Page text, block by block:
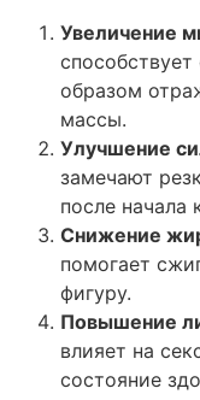
Увеличение
образом
массы.
Улучшение
замечают
после начала
Снижение
помогает
фигуру.
Повышение
влияет на
состояние